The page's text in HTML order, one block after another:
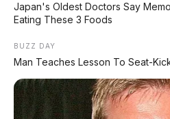
Japan's Oldest Doctors Say
Eating These 3 Foods
BUZZ DAY
Man Teaches Lesson To Seat-